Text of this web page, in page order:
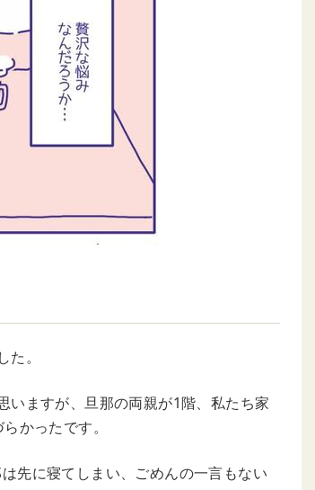
。
いますが、旦那の両親が1階、私たち家
かったです。
先に寝てしまい、ごめんの一言もない